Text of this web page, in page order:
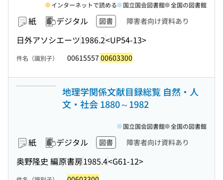
紙 デジタル 図書 障害者向け資料あり
日外アソシエーツ1986.2<UP54-13>
インターネットで読める 国立国会図書館 全国の図書館
件名（識別子） 00615557 00603300
地理学関係文献目録総覧 自然・人
文・社会 1880～1982
紙 デジタル 図書 障害者向け資料あり
奥野隆史 編原書房1985.4<G61-12>
国立国会図書館 全国の図書館